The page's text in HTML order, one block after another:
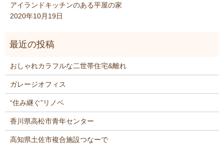
アイランドキッチンのある平屋の家
2020年10月19日
おしゃれカラフルな二世帯住宅&離れ
ガレージオフィス
“住み継ぐ”リノベ
香川県高松市青年センター
高知県土佐市複合施設つなーで